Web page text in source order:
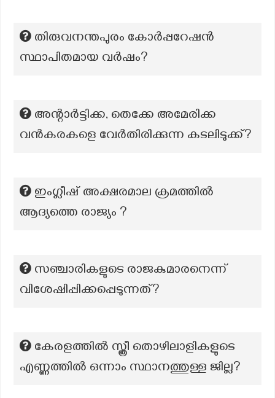
തിരുവനന്തപുരം കോർപ്പറേഷൻ
സ്ഥാപിതമായ വർഷം?
അന്റാർട്ടിക്ക, തെക്കേ അമേരിക്ക
വൻകരകളെ വേർതിരിക്കുന്ന കടലിടുക്ക്?
ഇംഗ്ലീഷ് അക്ഷരമാല ക്രമത്തിൽ
ആദ്യത്തെ രാജ്യം ?
സഞ്ചാരികളുടെ രാജകുമാരനെന്ന്
വിശേഷിപ്പിക്കപ്പെടുന്നത്?
കേരളത്തിൽ സ്ത്രീ തൊഴിലാളികളുടെ
എണ്ണത്തിൽ ഒന്നാം സ്ഥാനത്തുള്ള ജില്ല?